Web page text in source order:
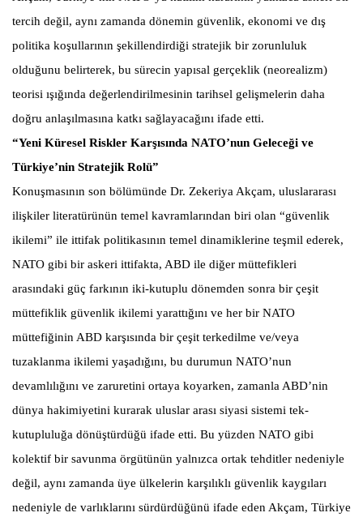
tercih değil, aynı zamanda dönemin güvenlik, ekonomi ve dış
politika koşullarının şekillendirdiği stratejik bir zorunluluk
olduğunu belirterek, bu sürecin yapısal gerçeklik (neorealizm)
teorisi ışığında değerlendirilmesinin tarihsel gelişmelerin daha
doğru anlaşılmasına katkı sağlayacağını ifade etti.
“Yeni Küresel Riskler Karşısında NATO’nun Geleceği ve
Türkiye’nin Stratejik Rolü”
Konuşmasının son bölümünde Dr. Zekeriya Akçam, uluslararası
ilişkiler literatürünün temel kavramlarından biri olan “güvenlik
ikilemi” ile ittifak politikasının temel dinamiklerine teşmil ederek,
NATO gibi bir askeri ittifakta, ABD ile diğer müttefikleri
arasındaki güç farkının iki-kutuplu dönemden sonra bir çeşit
müttefiklik güvenlik ikilemi yarattığını ve her bir NATO
müttefiğinin ABD karşısında bir çeşit terkedilme ve/veya
tuzaklanma ikilemi yaşadığını, bu durumun NATO’nun
devamlılığını ve zaruretini ortaya koyarken, zamanla ABD’nin
dünya hakimiyetini kurarak uluslar arası siyasi sistemi tek-
kutupluluğa dönüştürdüğü ifade etti. Bu yüzden NATO gibi
kolektif bir savunma örgütünün yalnızca ortak tehditler nedeniyle
değil, aynı zamanda üye ülkelerin karşılıklı güvenlik kaygıları
nedeniyle de varlıklarını sürdürdüğünü ifade eden Akçam, Türkiye